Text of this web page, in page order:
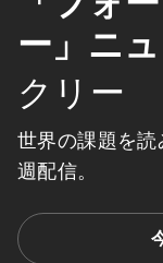
ー」ニ
クリー
世界の課題を
週配信。